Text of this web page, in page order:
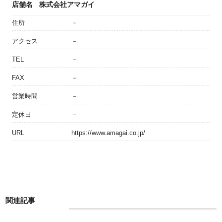
店舗名 株式会社アマガイ
住所 －
アクセス －
TEL －
FAX －
営業時間 －
定休日 －
URL https://www.amagai.co.jp/
関連記事